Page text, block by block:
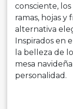
consciente,
ramas, hojas y
alternativa
Inspirados en
la belleza de
mesa
personalidad.